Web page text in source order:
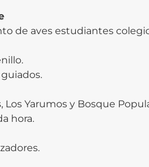
de aves estudiantes
Los Yarumos y Bosque
hora.